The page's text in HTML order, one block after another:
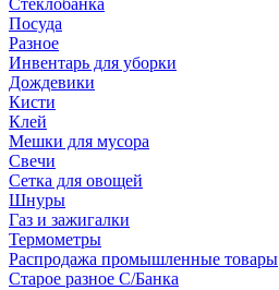
Стеклобанка
Посуда
Разное
Инвентарь для уборки
Дождевики
Кисти
Клей
Мешки для мусора
Свечи
Сетка для овощей
Шнуры
Газ и зажигалки
Термометры
Распродажа промышленные товары
Старое разное С/Банка